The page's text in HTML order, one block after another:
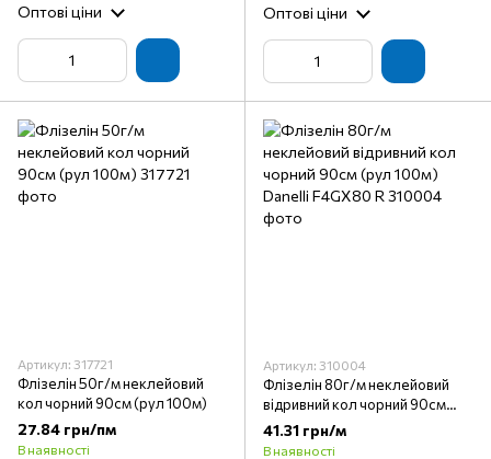
Оптові ціни Оптові ціни
Артикул: 317721
Флізелін 50г/м неклейовий
кол чорний 90см (рул 100м)
27.84 грн/пм
В наявності
Артикул: 310004
Флізелін 80г/м неклейовий
відривний кол чорний 90см
(рул 100м) Danelli F4GX80 R
41.31 грн/м
В наявності